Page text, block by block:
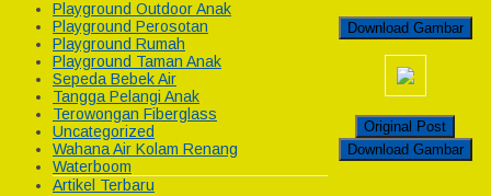
Playground Outdoor Anak
Playground Perosotan
Playground Rumah
Playground Taman Anak
Sepeda Bebek Air
Tangga Pelangi Anak
Terowongan Fiberglass
Uncategorized
Wahana Air Kolam Renang
Waterboom
Artikel Terbaru
Download Gambar
Original Post
Download Gambar